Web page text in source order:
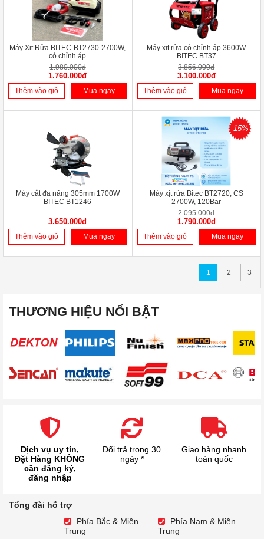
Máy Xịt Rửa BITEC-BT2730-2700W,
có chỉnh áp
1.980.000đ
1.760.000đ
Thêm vào giỏ Mua ngay
Máy xịt rửa có chỉnh áp 3600W
BITEC BT37
3.856.000đ
3.100.000đ
Thêm vào giỏ Mua ngay
Máy cắt đa năng 305mm 1700W
BITEC BT1246
3.650.000đ
Thêm vào giỏ Mua ngay
-15%
Máy xịt rửa Bitec BT2720, CS
2700W, 120Bar
2.095.000đ
1.790.000đ
Thêm vào giỏ Mua ngay
1 2 3
THƯƠNG HIỆU NỔI BẬT
Dịch vụ uy tín,
Đặt Hàng KHÔNG
cần đăng ký,
đăng nhập
Đổi trả trong 30
ngày *
Giao hàng nhanh
toàn quốc
Tổng đài hỗ trợ
Phía Bắc & Miền
Trung
Phía Nam & Miền
Trung